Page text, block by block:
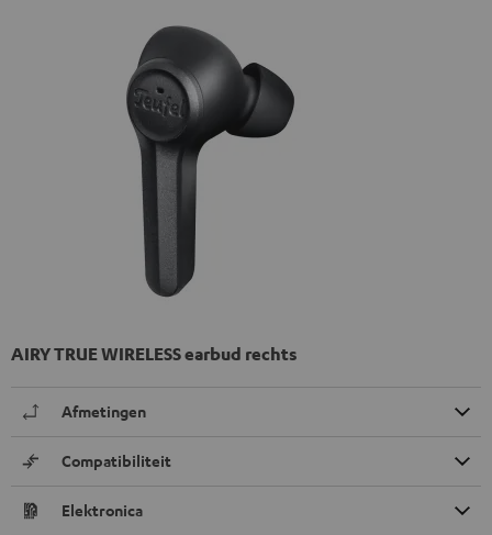
AIRY TRUE WIRELESS earbud rechts
Afmetingen
Compatibiliteit
Elektronica